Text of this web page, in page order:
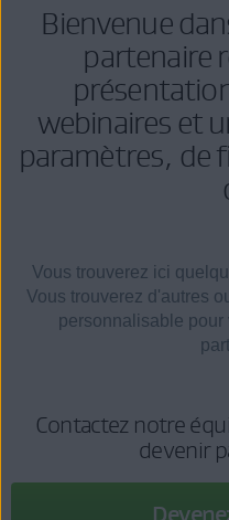
Bienvenue
partenaire
webinaires et
paramètres, de
Vous trouverez ici
Vous trouverez d'autres
personnalisable pour
Contactez notre
devenir